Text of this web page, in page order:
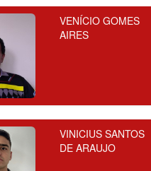
VENÍCIO GOMES
AIRES
VINICIUS SANTOS
DE ARAUJO